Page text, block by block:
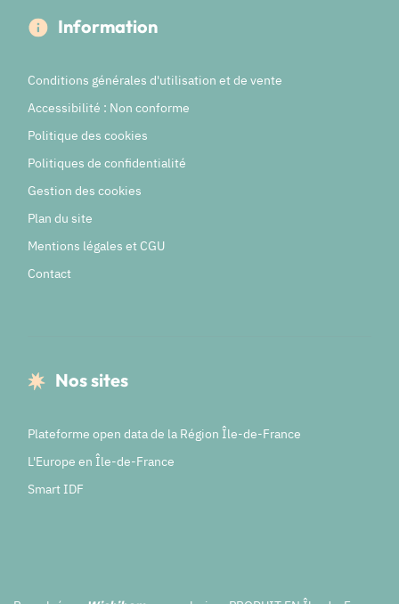
Information
Conditions générales d'utilisation et de vente
Accessibilité : Non conforme
Politique des cookies
Politiques de confidentialité
Gestion des cookies
Plan du site
Mentions légales et CGU
Contact
Nos sites
Plateforme open data de la Région Île-de-France
L'Europe en Île-de-France
Smart IDF